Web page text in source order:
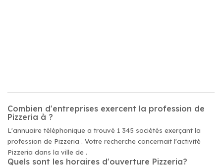
Combien d'entreprises exercent la profession de
Pizzeria à ?
L'annuaire téléphonique a trouvé 1 345 sociétés exerçant la
profession de Pizzeria . Votre recherche concernait l'activité
Pizzeria dans la ville de .
Quels sont les horaires d'ouverture Pizzeria?